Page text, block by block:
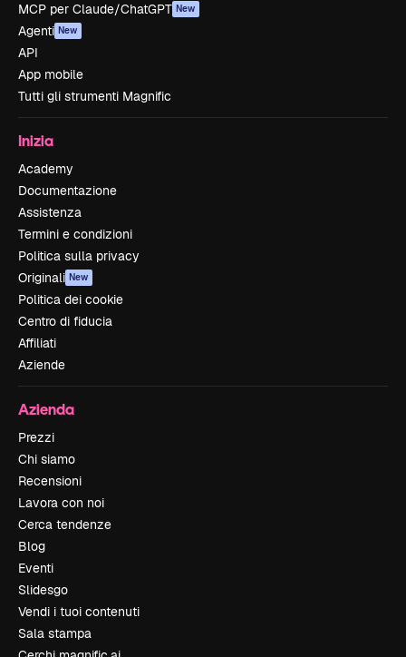
MCP per Claude/ChatGPT New
Agenti New
API
App mobile
Tutti gli strumenti Magnific
Inizia
Academy
Documentazione
Assistenza
Termini e condizioni
Politica sulla privacy
Originali New
Politica dei cookie
Centro di fiducia
Affiliati
Aziende
Azienda
Prezzi
Chi siamo
Recensioni
Lavora con noi
Cerca tendenze
Blog
Eventi
Slidesgo
Vendi i tuoi contenuti
Sala stampa